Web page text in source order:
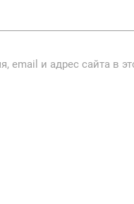
email и адрес сайта в